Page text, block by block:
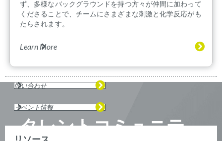
ず、多様なバックグラウンドを持つ方々が仲間に加わって
くださることで、チームにさまざまな刺激と化学反応がも
たらされます。
Learn More
タレントコミュニテ
問い合わせ
イベント情報